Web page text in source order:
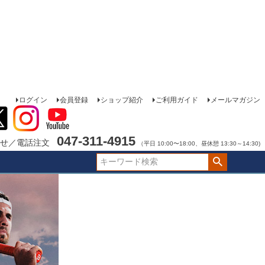
ログイン 会員登録 ショップ紹介 ご利用ガイド メールマガジン
／電話注文 047-311-4915 （平日 10:00〜18:00、昼休憩 13:30～14:30)